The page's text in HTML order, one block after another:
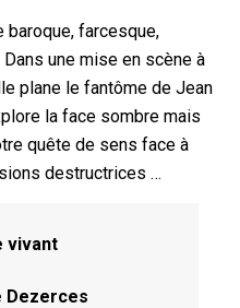
baroque, farcesque,
une mise en scène à
plane le fantôme de Jean
la face sombre mais
quête de sens face à
destructrices …
vivant
Dezerces